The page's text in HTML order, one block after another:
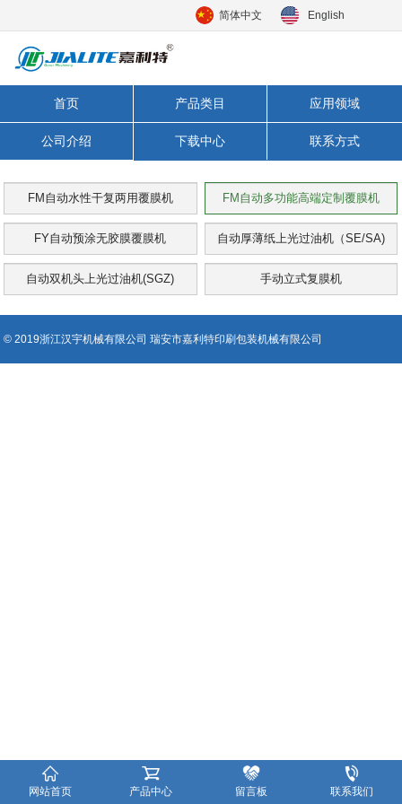
简体中文 English
首页 产品类目 应用领域
公司介绍 下载中心 联系方式
FM自动水性干复两用覆膜机 FM自动多功能高端定制覆膜机
FY自动预涂无胶膜覆膜机 自动厚薄纸上光过油机（SE/SA)
自动双机头上光过油机(SGZ) 手动立式复膜机
© 2019浙江汉宇机械有限公司 瑞安市嘉利特印刷包装机械有限公司
网站首页 产品中心 留言板 联系我们